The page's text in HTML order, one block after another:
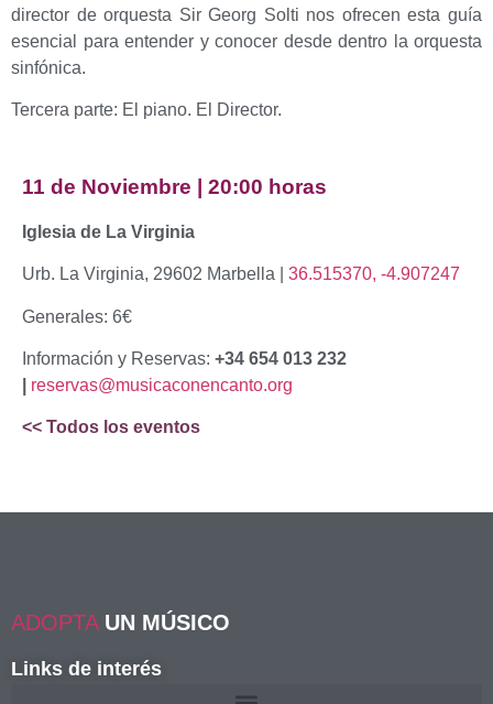
director de orquesta Sir Georg Solti nos ofrecen esta guía
esencial para entender y conocer desde dentro la orquesta
sinfónica.
Tercera parte: El piano. El Director.
11 de Noviembre | 20:00 horas
Iglesia de La Virginia
Urb. La Virginia, 29602 Marbella | 36.515370, -4.907247
Generales: 6€
Información y Reservas: +34 654 013 232
reservas@musicaconencanto.org
<< Todos los eventos
ADOPTA UN MÚSICO
Links de interés